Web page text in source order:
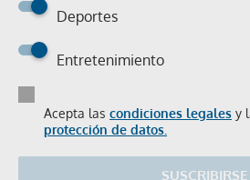
Deportes
Entretenimiento
Acepta las condiciones legales y
protección de datos.
SUSCRIBIRSE